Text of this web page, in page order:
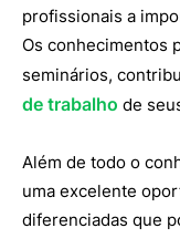
profissionais a
Os conhecimentos
seminários,
de trabalho de
Além de todo o
uma excelente
diferenciadas que